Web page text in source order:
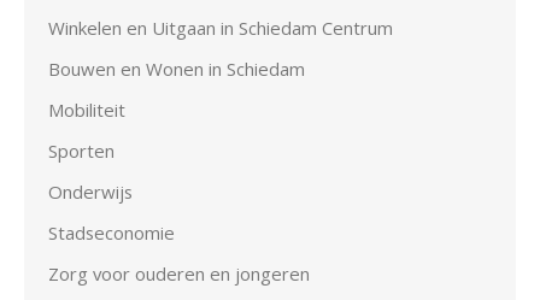
Winkelen en Uitgaan in Schiedam Centrum
Bouwen en Wonen in Schiedam
Mobiliteit
Sporten
Onderwijs
Stadseconomie
Zorg voor ouderen en jongeren